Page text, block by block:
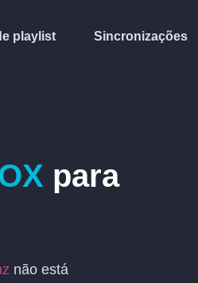
playlist Sincronizações
para
não está